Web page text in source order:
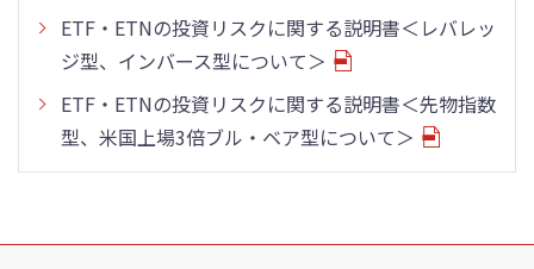
ETF・ETNの投資リスクに関する説明書＜レバレッ
ジ型、インバース型について＞
ETF・ETNの投資リスクに関する説明書＜先物指数
型、米国上場3倍ブル・ベア型について＞
こ